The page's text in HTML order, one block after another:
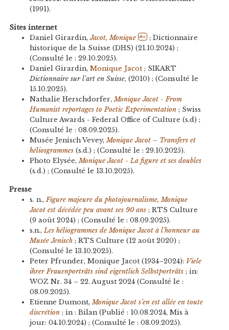
(1991).
Sites internet
Daniel Girardin,Jacot, Monique dhs
; Dictionnaire
historique de la Suisse (DHS) (21.10.2024) ;
(Consulté le : 29.10.2025).
Daniel Girardin, Monique Jacot; SIKART
Dictionnaire sur l'art en Suisse, (2010) ; (Consulté le
15.10.2025).
Nathalie Herschdorfer, Monique Jacot - From
Humanist reportages to Poetic Experimentation ; Swiss
Culture Awards - Federal Office of Culture (s.d) ;
(Consulté le : 08.09.2025).
Musée Jenisch Vevey, Monique Jacot – Transfers et
héliosgrammes(s.d.) ; (Consulté le : 29.10.2025).
Photo Elysée, Monique Jacot - La figure et ses doubles
(s.d.) ; (Consulté le 13.10.2025).
Presse
s. n., Figure majeure du photojournalisme, Monique
Jacot est décédée peu avant ses 90 ans ; RTS Culture
(9 août 2024) ; (Consulté le : 08.09.2025).
s.n., Les héliogrammes de Monique Jacot à l'honneur au
Musée Jenisch; RTS Culture (12 août 2020) ;
(Consulté le 13.10.2025).
Peter Pfrunder, Monique Jacot (1934–2024): Viele
ihrer Frauenporträts sind eigentlich Selbstporträts ; in:
WOZ Nr. 34 – 22. August 2024 (Consulté le :
08.09.2025).
Etienne Dumont, Monique Jacot s’en est allée en toute
discrétion; in : Bilan (Publié : 10.08.2024, Mis à
jour: 04.10.2024) ; (Consulté le : 08.09.2025).